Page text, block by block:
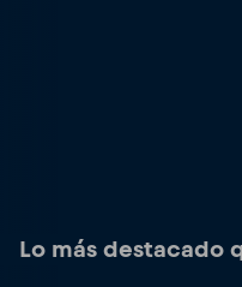
Lo más destacado